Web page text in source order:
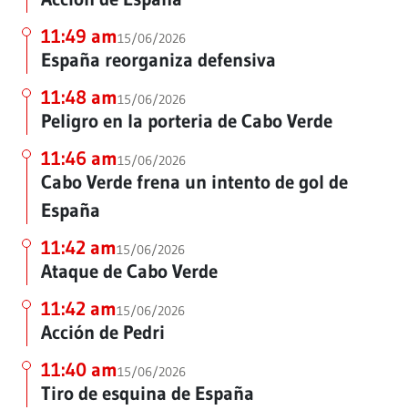
11:49 am15/06/2026
España reorganiza defensiva
11:48 am15/06/2026
Peligro en la porteria de Cabo Verde
11:46 am15/06/2026
Cabo Verde frena un intento de gol de
España
11:42 am15/06/2026
Ataque de Cabo Verde
11:42 am15/06/2026
Acción de Pedri
11:40 am15/06/2026
Tiro de esquina de España